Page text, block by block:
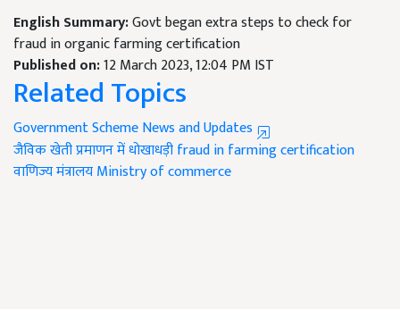
English Summary:Govt began extra steps to check for
fraud in organic farming certification
Published on:12 March 2023, 12:04 PM IST
Related Topics
Government Scheme News and Updates
जैविक खेती प्रमाणन में धोखाधड़ीfraud in farming certification
वाणिज्य मंत्रालयMinistry of commerce